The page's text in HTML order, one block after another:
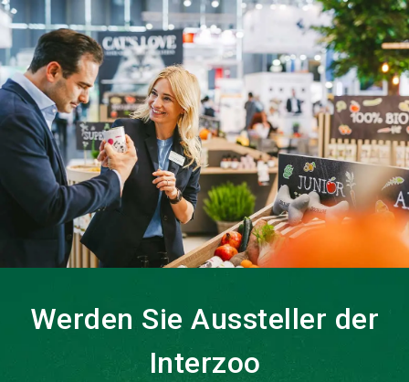
language DE
search
Werden Sie Aussteller der
Interzoo